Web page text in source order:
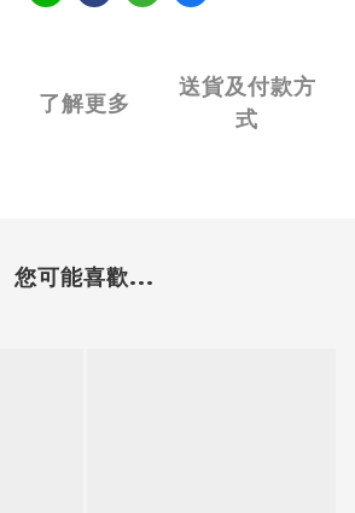
了解更多
送貨及付款方
式
您可能喜歡...